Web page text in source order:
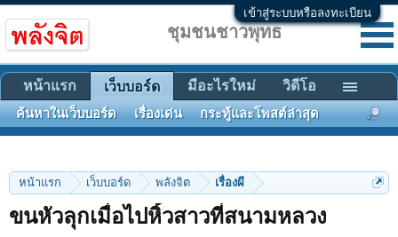
เข้าสู่ระบบหรือลงทะเบียน
หน้าแรก เว็บบอร์ด พลังจิต เรื่องผี
ขนหัวลุกเมื่อไปหิ้วสาวที่สนามหลวง
ชุมชนชาวพุทธ
หน้าแรก เว็บบอร์ด
ค้นหาในเว็บบอร์ด เรื่องเด่น กระทู้และโพสต์ล่าสุด
มีอะไรใหม่ วิดีโอ